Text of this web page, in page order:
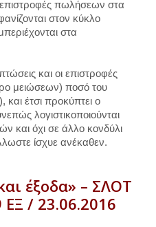
πωλήσεων στα
στον κύκλο
στα
και οι επιστροφές
μειώσεων) ποσό του
έτσι προκύπτει ο
λογιστικοποιούνται
και όχι σε άλλο κονδύλι
ίσχυε ανέκαθεν.
έξοδα» – ΣΛΟΤ
/ 23.06.2016